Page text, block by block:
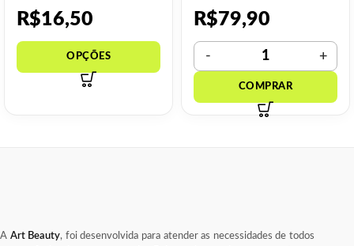
R$16,50 R$79,90
A Art Beauty, foi desenvolvida para atender as necessidades de todos